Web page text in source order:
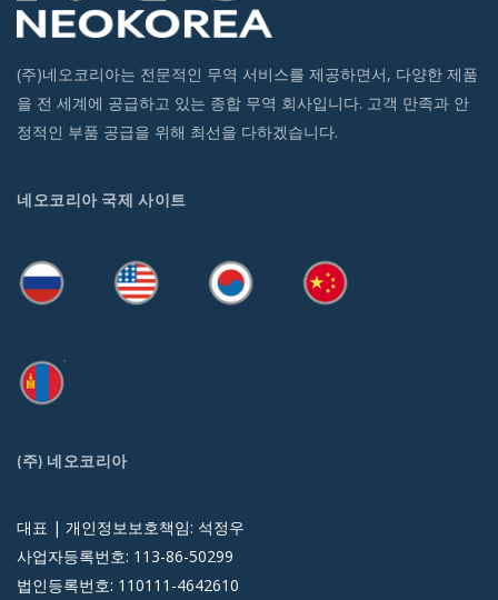
(주)네오코리아는 전문적인 무역 서비스를 제공하면서, 다양한 제품
을 전 세계에 공급하고 있는 종합 무역 회사입니다. 고객 만족과 안
정적인 부품 공급을 위해 최선을 다하겠습니다.
네오코리아 국제 사이트
(주) 네오코리아
대표 | 개인정보보호책임: 석정우
사업자등록번호: 113-86-50299
법인등록번호: 110111-4642610